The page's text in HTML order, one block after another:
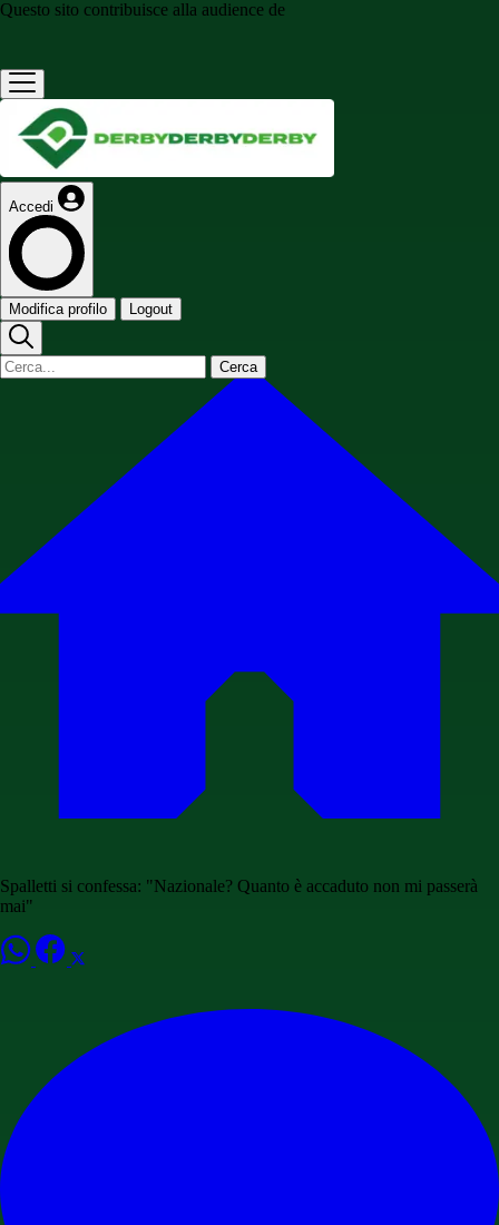
Questo sito contribuisce alla audience de
Accedi
Modifica profilo Logout
Cerca
Spalletti si confessa: "Nazionale? Quanto è accaduto non mi passerà
mai"